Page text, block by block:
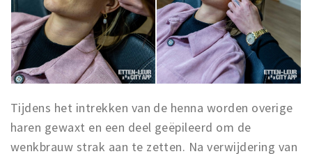
Tijdens het intrekken van de henna worden overige
haren gewaxt en een deel geëpileerd om de
wenkbrauw strak aan te zetten. Na verwijdering van